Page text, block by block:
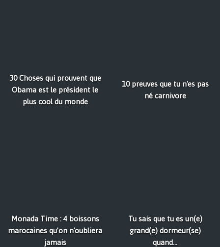
30 Choses qui prouvent que
Obama est le président le
plus cool du monde
10 preuves que tu n'es pas
né carnivore
Monada Time : 4 boissons
marocaines qu’on n'oubliera
jamais
Tu sais que tu es un(e)
grand(e) dormeur(se)
quand...